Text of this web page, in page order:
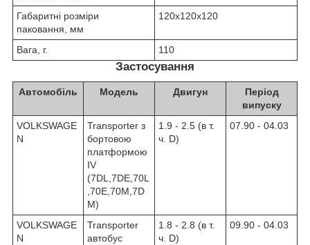
Габаритні розміри
паковання, мм
120х120х120
Вага, г. 110
Застосування
Автомобіль Модель Двигун
Період
випуску
VOLKSWAGE
N
Transporter з
бортовою
платформою
IV
(7DL,7DE,70L
,70E,70M,7D
M)
1.9 - 2.5 (в т.
ч. D)
07.90 - 04.03
VOLKSWAGE
N
Transporter
автобус
1.8 - 2.8 (в т.
ч. D)
09.90 - 04.03